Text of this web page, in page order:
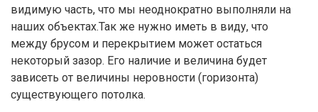
видимую часть, что мы неоднократно выполняли на
наших объектах.Так же нужно иметь в виду, что
между брусом и перекрытием может остаться
некоторый зазор. Его наличие и величина будет
зависеть от величины неровности (горизонта)
существующего потолка.